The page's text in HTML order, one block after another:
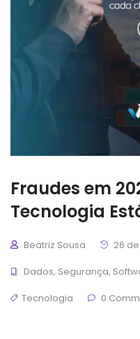
Fraudes em
Tecnologia
Beatriz Sousa
26
Dados, Segurança,
Tecnologia
0